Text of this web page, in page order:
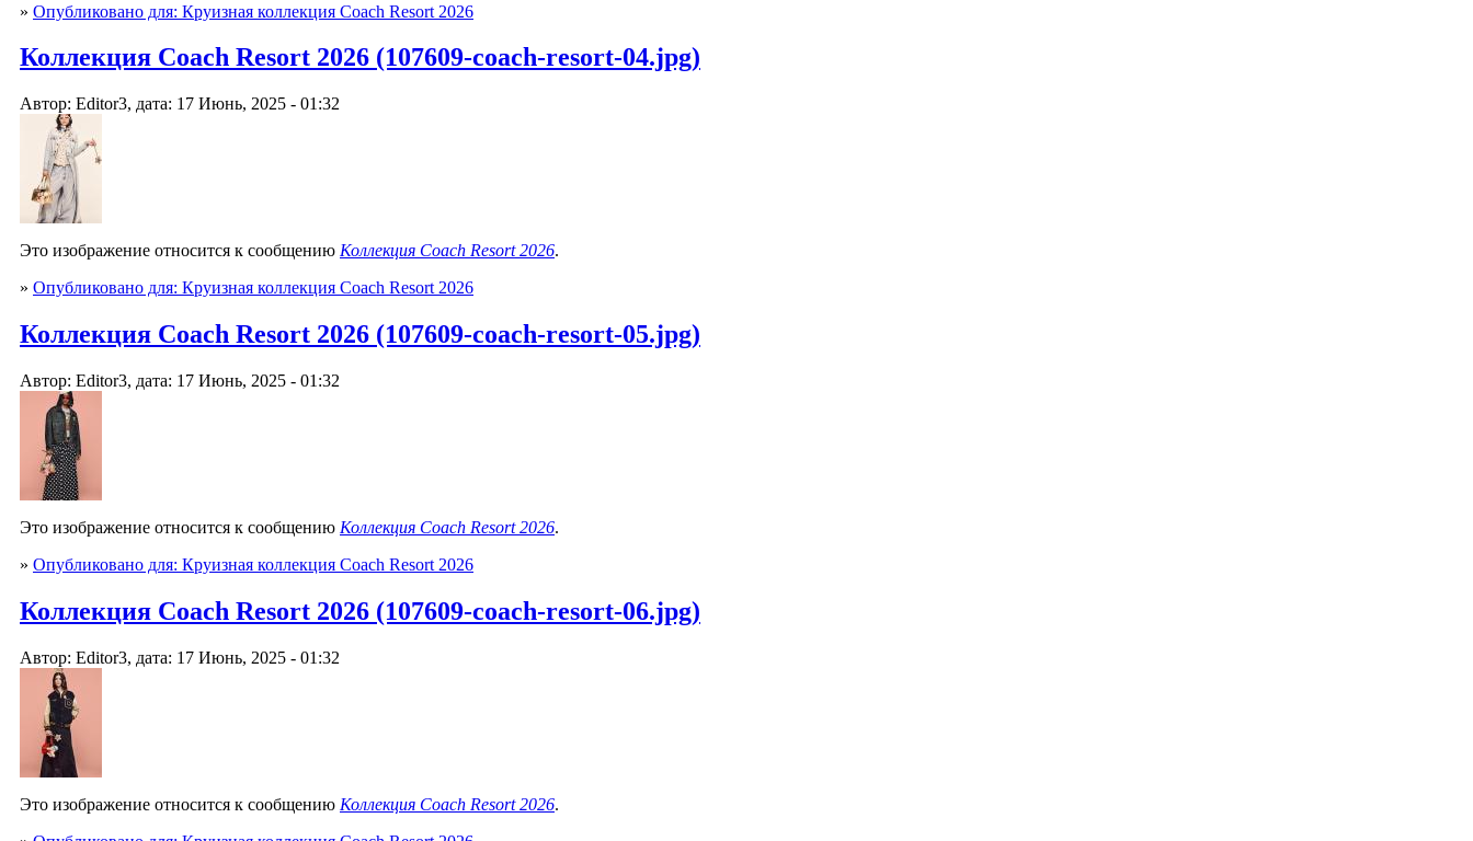
» Опубликовано для: Круизная коллекция Coach Resort 2026
Коллекция Coach Resort 2026 (107609-coach-resort-04.jpg)
Автор: Editor3, дата: 17 Июнь, 2025 - 01:32
Это изображение относится к сообщению Коллекция Coach Resort 2026.
» Опубликовано для: Круизная коллекция Coach Resort 2026
Коллекция Coach Resort 2026 (107609-coach-resort-05.jpg)
Автор: Editor3, дата: 17 Июнь, 2025 - 01:32
Это изображение относится к сообщению Коллекция Coach Resort 2026.
» Опубликовано для: Круизная коллекция Coach Resort 2026
Коллекция Coach Resort 2026 (107609-coach-resort-06.jpg)
Автор: Editor3, дата: 17 Июнь, 2025 - 01:32
Это изображение относится к сообщению Коллекция Coach Resort 2026.